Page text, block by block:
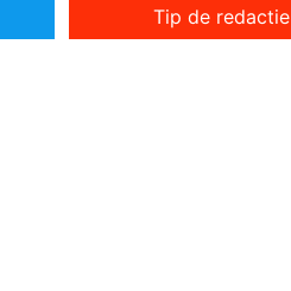
Tip de redactie